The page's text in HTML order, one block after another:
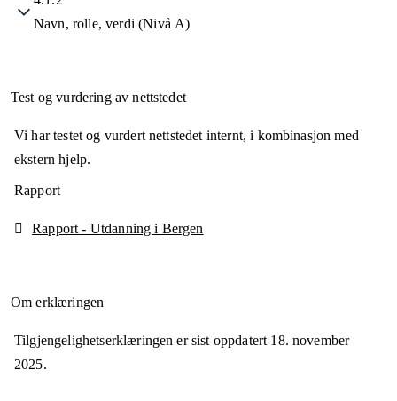
Navn, rolle, verdi (Nivå A)
Test og vurdering av nettstedet
Vi har testet og vurdert nettstedet internt, i kombinasjon med
ekstern hjelp.
Rapport
Rapport - Utdanning i Bergen
Om erklæringen
Tilgjengelighetserklæringen er sist oppdatert 18. november
2025.